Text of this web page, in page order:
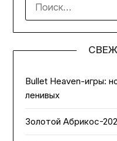
Bullet Heaven-игры:
ленивых
Золотой Абрикос-